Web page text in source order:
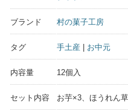
ブランド 村の菓子工房
タグ 手土産 お中元
内容量 12個入
セット内容 お芋×3、ほうれん